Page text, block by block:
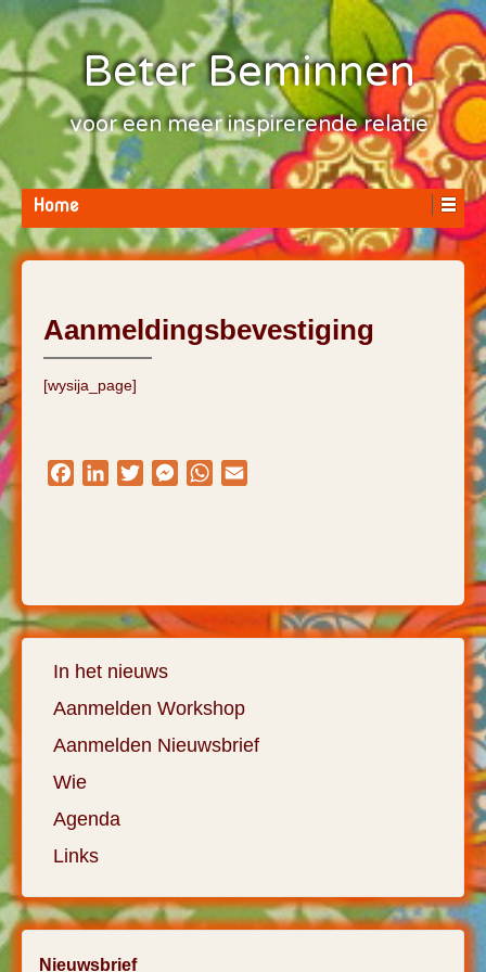
Beter Beminnen
voor een meer inspirerende relatie
Home
Aanmeldingsbevestiging
[wysija_page]
FacebookLinkedInTwitterMessengerWhatsApp
In het nieuws
Aanmelden Workshop
Aanmelden Nieuwsbrief
Wie
Agenda
Links
Nieuwsbrief